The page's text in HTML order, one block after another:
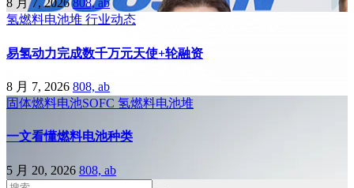
8 月 7, 2026808, ab
氢燃料电池堆 行业动态
易氢动力完成数千万元天使+轮融资
8 月 7, 2026 808, ab
固体燃料电池SOFC 氢燃料电池堆
一文看懂燃料电池种类
5 月 20, 2026 808, ab